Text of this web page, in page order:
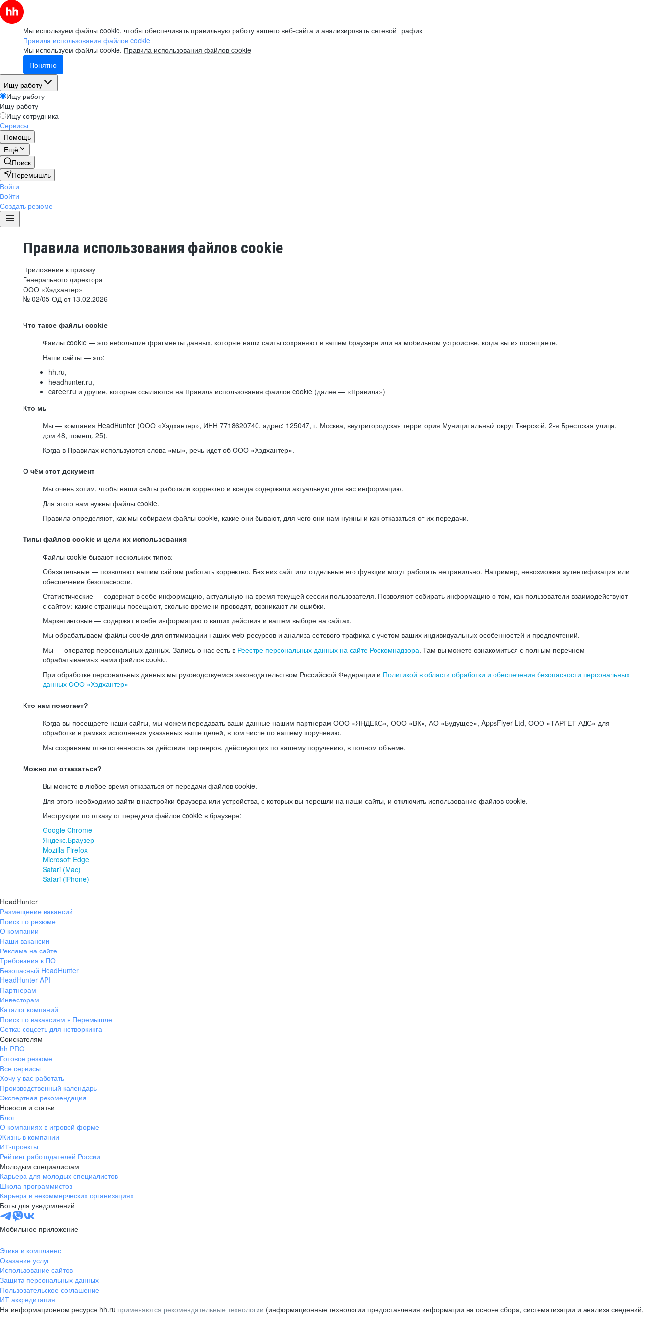
Мы используем файлы cookie, чтобы обеспечивать правильную работу нашего веб-сайта и анализировать сетевой трафик.
Правила использования файлов cookie
Мы используем файлы cookie. Правила использования файлов cookie
Понятно
Ищу работу
Ищу работу
Ищу работу
Ищу сотрудника
Сервисы
Помощь
Ещё
Поиск
Перемышль
Войти
Войти
Создать резюме
Правила использования файлов cookie
Приложение к приказу
Генерального директора
ООО «Хэдхантер»
№ 02/05-ОД от 13.02.2026
Что такое файлы cookie
Файлы cookie — это небольшие фрагменты данных, которые наши сайты сохраняют в вашем браузере или на мобильном устройстве, когда вы их посещаете.
Наши сайты — это:
hh.ru,
headhunter.ru,
career.ru и другие, которые ссылаются на Правила использования файлов cookie (далее — «Правила»)
Кто мы
Мы — компания HeadHunter (ООО «Хэдхантер», ИНН 7718620740, адрес: 125047, г. Москва, внутригородская территория Муниципальный округ Тверской, 2-я Брестская улица,
дом 48, помещ. 25).
Когда в Правилах используются слова «мы», речь идет об ООО «Хэдхантер».
О чём этот документ
Мы очень хотим, чтобы наши сайты работали корректно и всегда содержали актуальную для вас информацию.
Для этого нам нужны файлы cookie.
Правила определяют, как мы собираем файлы cookie, какие они бывают, для чего они нам нужны и как отказаться от их передачи.
Типы файлов cookie и цели их использования
Файлы cookie бывают нескольких типов:
Обязательные — позволяют нашим сайтам работать корректно. Без них сайт или отдельные его функции могут работать неправильно. Например, невозможна аутентификация или
обеспечение безопасности.
Статистические — содержат в себе информацию, актуальную на время текущей сессии пользователя. Позволяют собирать информацию о том, как пользователи взаимодействуют
с сайтом: какие страницы посещают, сколько времени проводят, возникают ли ошибки.
Маркетинговые — содержат в себе информацию о ваших действия и вашем выборе на сайтах.
Мы обрабатываем файлы cookie для оптимизации наших web-ресурсов и анализа сетевого трафика с учетом ваших индивидуальных особенностей и предпочтений.
Мы — оператор персональных данных. Запись о нас есть в Реестре персональных данных на сайте Роскомнадзора. Там вы можете ознакомиться с полным перечнем
обрабатываемых нами файлов cookie.
При обработке персональных данных мы руководствуемся законодательством Российской Федерации и Политикой в области обработки и обеспечения безопасности персональных
данных ООО «Хэдхантер»
Кто нам помогает?
Когда вы посещаете наши сайты, мы можем передавать ваши данные нашим партнерам ООО «ЯНДЕКС», ООО «ВК», АО «Будущее», AppsFlyer Ltd, ООО «ТАРГЕТ АДС» для
обработки в рамках исполнения указанных выше целей, в том числе по нашему поручению.
Мы сохраняем ответственность за действия партнеров, действующих по нашему поручению, в полном объеме.
Можно ли отказаться?
Вы можете в любое время отказаться от передачи файлов cookie.
Для этого необходимо зайти в настройки браузера или устройства, с которых вы перешли на наши сайты, и отключить использование файлов cookie.
Инструкции по отказу от передачи файлов cookie в браузере:
Google Chrome
Яндекс.Браузер
Mozilla Firefox
Microsoft Edge
Safari (Mac)
Safari (iPhone)
HeadHunter
Размещение вакансий
Поиск по резюме
О компании
Наши вакансии
Реклама на сайте
Требования к ПО
Безопасный HeadHunter
HeadHunter API
Партнерам
Инвесторам
Каталог компаний
Поиск по вакансиям в Перемышле
Сетка: соцсеть для нетворкинга
Соискателям
hh PRO
Готовое резюме
Все сервисы
Хочу у вас работать
Производственный календарь
Экспертная рекомендация
Новости и статьи
Блог
О компаниях в игровой форме
Жизнь в компании
ИТ-проекты
Рейтинг работодателей России
Молодым специалистам
Карьера для молодых специалистов
Школа программистов
Карьера в некоммерческих организациях
Боты для уведомлений
Мобильное приложение
Этика и комплаенс
Оказание услуг
Использование сайтов
Защита персональных данных
Пользовательское соглашение
ИТ аккредитация
На информационном ресурсе hh.ru применяются рекомендательные технологии (информационные технологии предоставления информации на основе сбора, систематизации и анализа сведений,